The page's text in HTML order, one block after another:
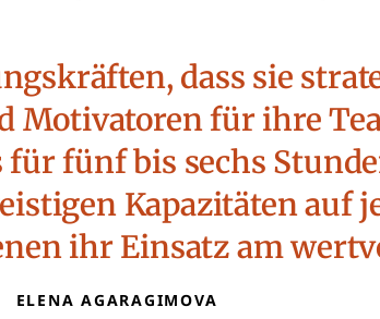
dass sie
für ihre
fünf bis sechs
Kapazitäten auf
ihr Einsatz am
ELENA AGARAGIMOVA